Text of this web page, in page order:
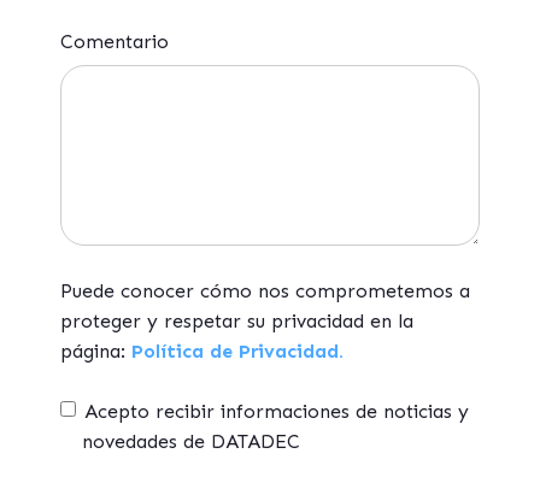
Comentario
Puede conocer cómo nos comprometemos a
proteger y respetar su privacidad en la
página: Política de Privacidad.
Acepto recibir informaciones de noticias y
novedades de DATADEC